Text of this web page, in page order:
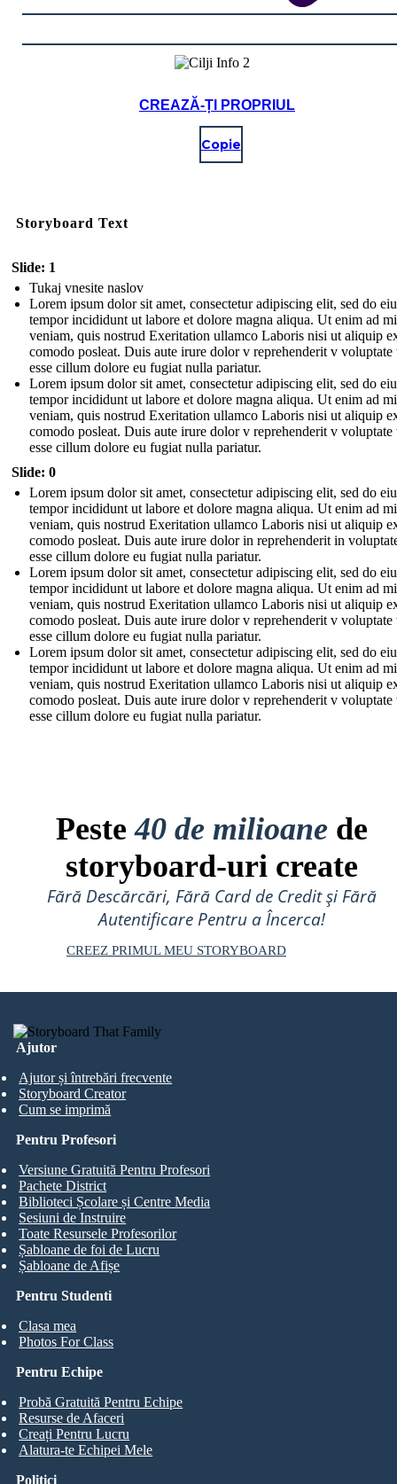
CREAZĂ-ȚI PROPRIUL
Copie
Storyboard Text
Slide: 1
Tukaj vnesite naslov
Lorem ipsum dolor sit amet, consectetur adipiscing elit, sed do
tempor incididunt ut labore et dolore magna aliqua. Ut enim ad
veniam, quis nostrud Exeritation ullamco Laboris nisi ut aliquip
comodo posleat. Duis aute irure dolor v reprehenderit v voluptate
esse cillum dolore eu fugiat nulla pariatur.
Lorem ipsum dolor sit amet, consectetur adipiscing elit, sed do
tempor incididunt ut labore et dolore magna aliqua. Ut enim ad
veniam, quis nostrud Exeritation ullamco Laboris nisi ut aliquip
comodo posleat. Duis aute irure dolor v reprehenderit v voluptate
esse cillum dolore eu fugiat nulla pariatur.
Slide: 0
Lorem ipsum dolor sit amet, consectetur adipiscing elit, sed do
tempor incididunt ut labore et dolore magna aliqua. Ut enim ad
veniam, quis nostrud Exeritation ullamco Laboris nisi ut aliquip
comodo posleat. Duis aute irure dolor in reprehenderit in
esse cillum dolore eu fugiat nulla pariatur.
Lorem ipsum dolor sit amet, consectetur adipiscing elit, sed do
tempor incididunt ut labore et dolore magna aliqua. Ut enim ad
veniam, quis nostrud Exeritation ullamco Laboris nisi ut aliquip
comodo posleat. Duis aute irure dolor v reprehenderit v voluptate
esse cillum dolore eu fugiat nulla pariatur.
Lorem ipsum dolor sit amet, consectetur adipiscing elit, sed do
tempor incididunt ut labore et dolore magna aliqua. Ut enim ad
veniam, quis nostrud Exeritation ullamco Laboris nisi ut aliquip
comodo posleat. Duis aute irure dolor v reprehenderit v voluptate
esse cillum dolore eu fugiat nulla pariatur.
Peste40 de milioane de
storyboard-uri create
Fără Descărcări, Fără Card de Credit și Fără
Autentificare Pentru a Încerca!
CREEZ PRIMUL MEU STORYBOARD
Ajutor
Ajutor și întrebări frecvente
Storyboard Creator
Cum se imprimă
Pentru Studenti
Clasa mea
Photos For Class
Pentru Profesori
Versiune Gratuită Pentru Profesori
Pachete District
Biblioteci Școlare și Centre Media
Sesiuni de Instruire
Toate Resursele Profesorilor
Șabloane de foi de Lucru
Șabloane de Afișe
Pentru Echipe
Probă Gratuită Pentru Echipe
Resurse de Afaceri
Creați Pentru Lucru
Alatura-te Echipei Mele
Politici